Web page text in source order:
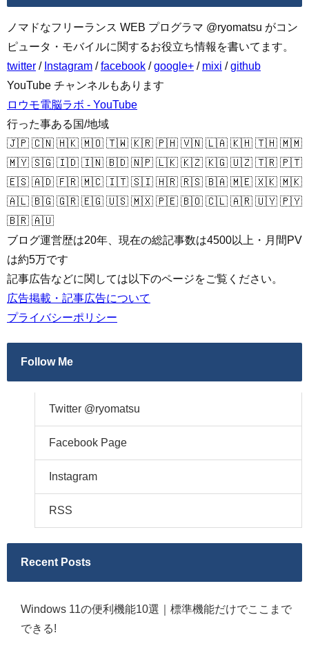
ノマドなフリーランス WEB プログラマ @ryomatsu がコン
ピュータ・モバイルに関するお役立ち情報を書いてます。
twitter / Instagram /facebook /google+ / mixi /github
YouTube チャンネルもあります
ロウモ電脳ラボ - YouTube
行った事ある国/地域
🇯🇵 🇨🇳 🇭🇰 🇲🇴 🇹🇼 🇰🇷 🇵🇭 🇻🇳 🇱🇦 🇰🇭 🇹🇭 🇲🇲
🇲🇾 🇸🇬 🇮🇩 🇮🇳 🇧🇩 🇳🇵 🇱🇰 🇰🇿 🇰🇬 🇺🇿 🇹🇷 🇵🇹
🇪🇸 🇦🇩 🇫🇷 🇲🇨 🇮🇹 🇸🇮 🇭🇷 🇷🇸 🇧🇦 🇲🇪 🇽🇰 🇲🇰
🇦🇱 🇧🇬 🇬🇷 🇪🇬 🇺🇸 🇲🇽 🇵🇪 🇧🇴 🇨🇱 🇦🇷 🇺🇾 🇵🇾
🇧🇷 🇦🇺
ブログ運営歴は20年、現在の総記事数は4500以上・月間PV
は約5万です
記事広告などに関しては以下のページをご覧ください。
広告掲載・記事広告について
プライバシーポリシー
Follow Me
Twitter @ryomatsu
Facebook Page
Instagram
RSS
Recent Posts
Windows 11の便利機能10選｜標準機能だけでここまで
できる!